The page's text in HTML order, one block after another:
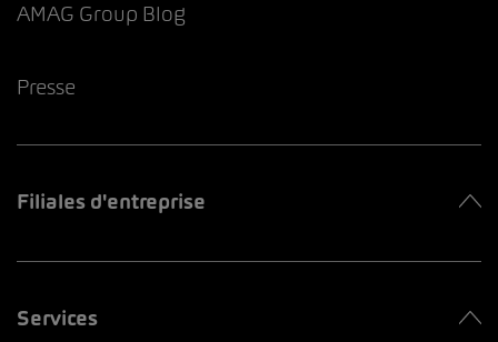
AMAG Group Blog
Presse
Filiales d'entreprise
Services